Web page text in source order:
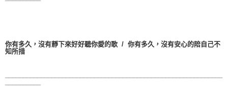
你有多久，沒有靜下來好好聽你愛的歌 / 你有多久，沒有安心的陪自己不
知所措